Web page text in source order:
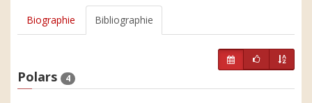
Biographie Bibliographie
Polars 4